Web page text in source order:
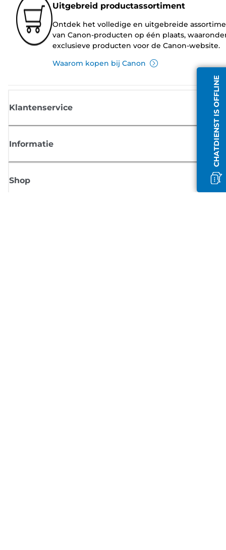
CHATDIENST IS OFFLINE
Uitgebreid productassortiment
Ontdek het volledige en uitgebreide
van Canon-producten op één plaats,
exclusieve producten voor de Canon-website.
Waarom kopen bij Canon
Klantenservice
Informatie
Shop